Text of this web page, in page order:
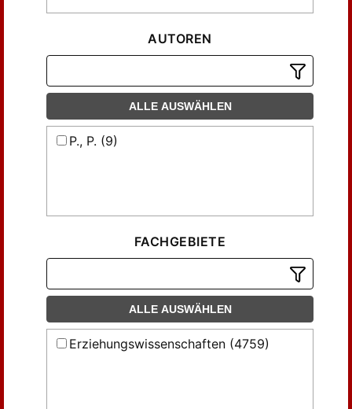
AUTOREN
ALLE AUSWÄHLEN
P., P. (9)
FACHGEBIETE
ALLE AUSWÄHLEN
Erziehungswissenschaften (4759)